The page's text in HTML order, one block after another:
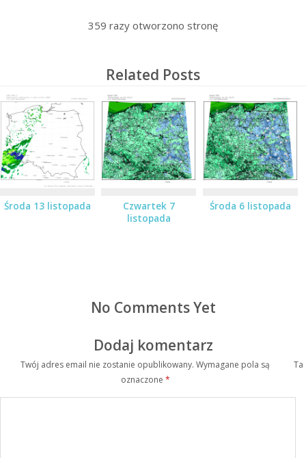
359 razy otworzono stronę
Related Posts
Środa 13 listopada
Czwartek 7
listopada
Środa 6 listopada
No Comments Yet
Dodaj komentarz
Twój adres email nie zostanie opublikowany. Wymagane pola są
oznaczone *
Ta